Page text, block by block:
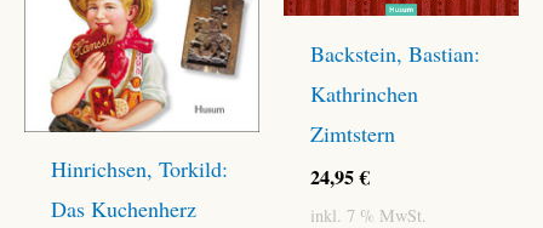
Hinrichsen, Torkild:
Das Kuchenherz
Backstein, Bastian:
Kathrinchen
Zimtstern
24,95€
inkl. 7 % MwSt.